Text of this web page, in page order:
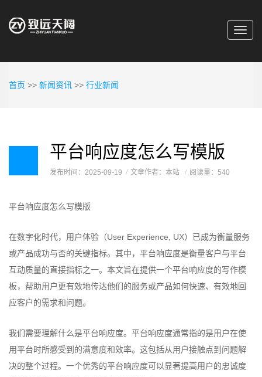
首页 >> 新闻资讯 >> 行业新闻
平台响应度怎么写模版
发布时间：2025-09-19 文章作者：本站 阅读量：540
平台响应度怎么写模版
在数字化时代，用户体验（User Experience, UX）已成为衡量服务
或产品成功与否的关键指标。其中，平台响应度是衡量客户与平台
互动质量的直接指标之一。本文旨在提供一个平台响应度的写作模
板，帮助用户更有效地传达他们的服务或产品如何快速、有效地回
应客户的需求和问题。
我们需要理解什么是平台响应度。平台响应度通常指的是用户在使
用平台时所感受到的满意度和效率。这包括从用户接触点到问题解
决的整个过程。一个优秀的平台响应度可以显著提高用户的忠诚度